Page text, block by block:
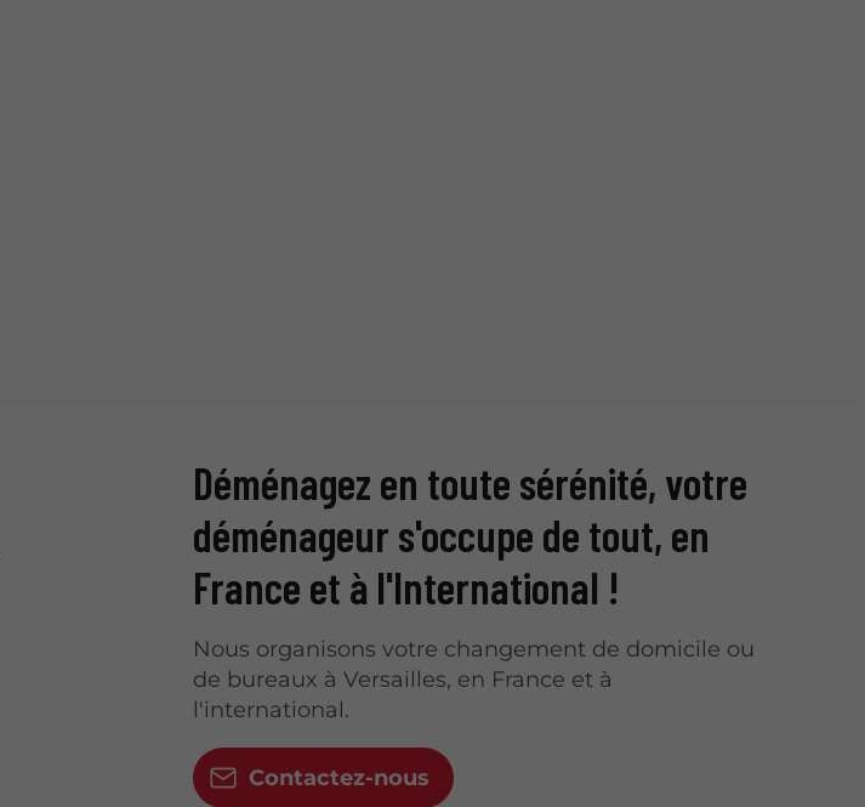
Déménagez en toute sérénité, votre
déménageur s'occupe de tout, en
France et à l'International !
Nous organisons votre changement de domicile ou
de bureaux à Versailles, en France et à
l'international.
Contactez-nous